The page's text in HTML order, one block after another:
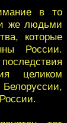
в то
же людьми
которые
России.
целиком